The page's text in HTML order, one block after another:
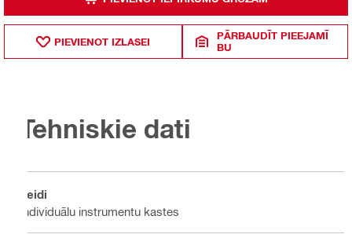
PIEVIENOT IZLASEI
PĀRBAUDĪT PIEEJAMĪ
BU
Tehniskie dati
Veidi
Individuālu instrumentu kastes